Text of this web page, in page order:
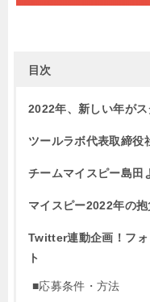
目次
2022年、新しい年がス
ツールラボ代表取締役
チームマイスピー島田
マイスピー2022年の
Twitter連動企画！フ
ト
■応募条件・方法